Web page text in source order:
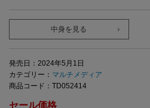
中身を見る
発売日：2024年5月1日
カテゴリー： マルチメディア
商品コード：TD052414
セール価格